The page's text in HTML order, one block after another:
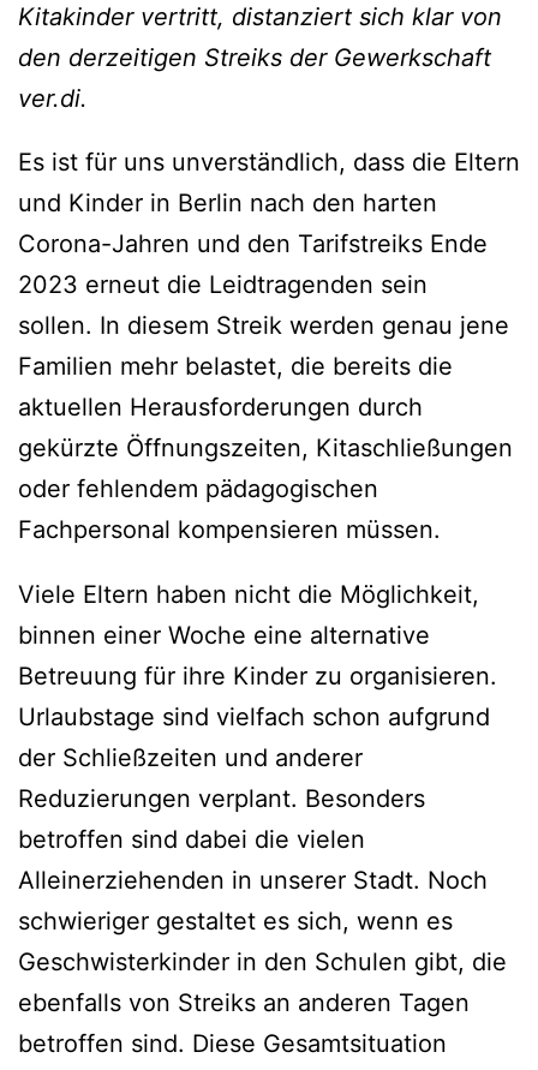
Kitakinder vertritt, distanziert sich klar von
den derzeitigen Streiks der Gewerkschaft
ver.di.
Es ist für uns unverständlich, dass die Eltern
und Kinder in Berlin nach den harten
Corona-Jahren und den Tarifstreiks Ende
2023 erneut die Leidtragenden sein
sollen. In diesem Streik werden genau jene
Familien mehr belastet, die bereits die
aktuellen Herausforderungen durch
gekürzte Öffnungszeiten, Kitaschließungen
oder fehlendem pädagogischen
Fachpersonal kompensieren müssen.
Viele Eltern haben nicht die Möglichkeit,
binnen einer Woche eine alternative
Betreuung für ihre Kinder zu organisieren.
Urlaubstage sind vielfach schon aufgrund
der Schließzeiten und anderer
Reduzierungen verplant. Besonders
betroffen sind dabei die vielen
Alleinerziehenden in unserer Stadt. Noch
schwieriger gestaltet es sich, wenn es
Geschwisterkinder in den Schulen gibt, die
ebenfalls von Streiks an anderen Tagen
betroffen sind. Diese Gesamtsituation